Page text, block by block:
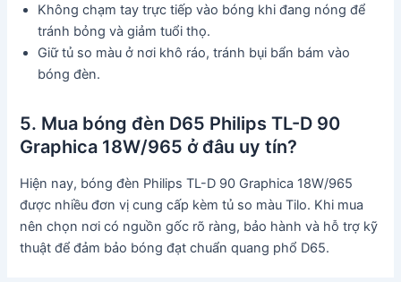
Không chạm tay trực tiếp vào bóng khi đang nóng để
tránh bỏng và giảm tuổi thọ.
Giữ tủ so màu ở nơi khô ráo, tránh bụi bẩn bám vào
bóng đèn.
5. Mua bóng đèn D65 Philips TL-D 90
Graphica 18W/965 ở đâu uy tín?
Hiện nay, bóng đèn Philips TL-D 90 Graphica 18W/965
được nhiều đơn vị cung cấp kèm tủ so màu Tilo. Khi mua
nên chọn nơi có nguồn gốc rõ ràng, bảo hành và hỗ trợ kỹ
thuật để đảm bảo bóng đạt chuẩn quang phổ D65.